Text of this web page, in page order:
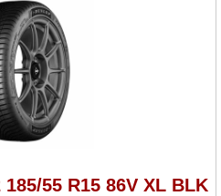
55 R15 86V XL BLK